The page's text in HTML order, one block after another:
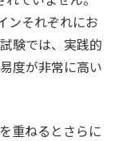
ンそれぞれにお
験では、実践的
度が非常に高い
重ねるとさらに